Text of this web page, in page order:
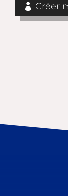
Créer